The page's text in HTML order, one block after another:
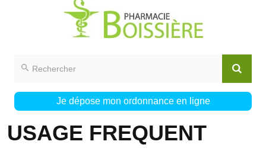
Je dépose mon ordonnance en ligne
USAGE FREQUENT